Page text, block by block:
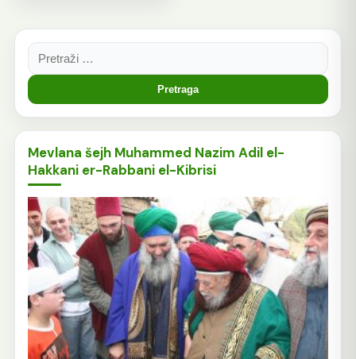
Pretraga:
Mevlana šejh Muhammed Nazim Adil el-
Hakkani er-Rabbani el-Kibrisi